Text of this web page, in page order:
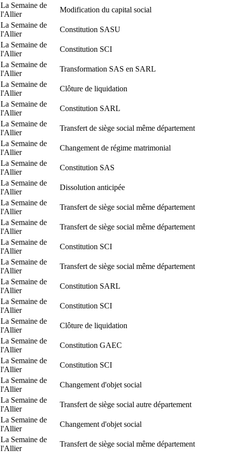
La Semaine de
l'Allier
Modification du capital social
La Semaine de
l'Allier
Constitution SASU
La Semaine de
l'Allier
Constitution SCI
La Semaine de
l'Allier
Transformation SAS en SARL
La Semaine de
l'Allier
Clôture de liquidation
La Semaine de
l'Allier
Constitution SARL
La Semaine de
l'Allier
Transfert de siège social même département
La Semaine de
l'Allier
Changement de régime matrimonial
La Semaine de
l'Allier
Constitution SAS
La Semaine de
l'Allier
Dissolution anticipée
La Semaine de
l'Allier
Transfert de siège social même département
La Semaine de
l'Allier
Transfert de siège social même département
La Semaine de
l'Allier
Constitution SCI
La Semaine de
l'Allier
Transfert de siège social même département
La Semaine de
l'Allier
Constitution SARL
La Semaine de
l'Allier
Constitution SCI
La Semaine de
l'Allier
Clôture de liquidation
La Semaine de
l'Allier
Constitution GAEC
La Semaine de
l'Allier
Constitution SCI
La Semaine de
l'Allier
Changement d'objet social
La Semaine de
l'Allier
Transfert de siège social autre département
La Semaine de
l'Allier
Changement d'objet social
La Semaine de
l'Allier
Transfert de siège social même département